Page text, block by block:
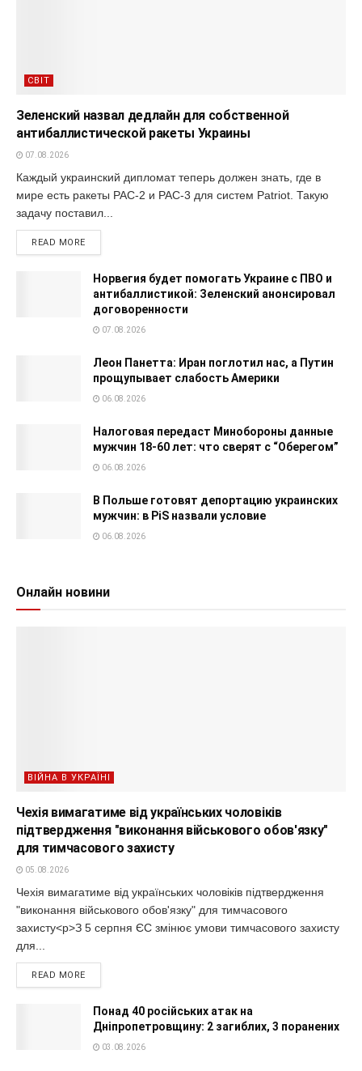
СВІТ
Зеленский назвал дедлайн для собственной
антибаллистической ракеты Украины
07.08.2026
Каждый украинский дипломат теперь должен знать, где в
мире есть ракеты PAC-2 и PAC-3 для систем Patriot. Такую
задачу поставил...
READ MORE
Норвегия будет помогать Украине с ПВО и
антибаллистикой: Зеленский анонсировал
договоренности
07.08.2026
Леон Панетта: Иран поглотил нас, а Путин
прощупывает слабость Америки
06.08.2026
Налоговая передаст Минобороны данные
мужчин 18-60 лет: что сверят с “Оберегом”
06.08.2026
В Польше готовят депортацию украинских
мужчин: в PiS назвали условие
06.08.2026
Онлайн новини
ВІЙНА В УКРАЇНІ
Чехія вимагатиме від українських чоловіків
підтвердження "виконання військового обов'язку"
для тимчасового захисту
05.08.2026
Чехія вимагатиме від українських чоловіків підтвердження
"виконання військового обов'язку" для тимчасового
захисту<p>З 5 серпня ЄС змінює умови тимчасового захисту
для...
READ MORE
Понад 40 російських атак на
Дніпропетровщину: 2 загиблих, 3 поранених
03.08.2026